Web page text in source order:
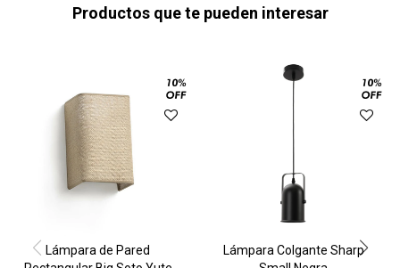
Productos que te pueden interesar
Lámpara de Pared
Lámpara Colgante Sharp